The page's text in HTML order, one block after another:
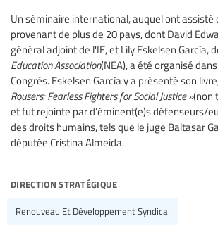
Un séminaire international, auquel ont assisté
provenant de plus de 20 pays, dont David
général adjoint de l'IE, et Lily Eskelsen García,
Education Association(NEA), a été organisé
Congrès. Eskelsen García y a présenté son
Rousers: Fearless Fighters for Social Justice »(non
et fut rejointe par d’éminent(e)s défenseurs/
des droits humains, tels que le juge Baltasar
députée Cristina Almeida.
direction stratégique
Renouveau Et Développement Syndical